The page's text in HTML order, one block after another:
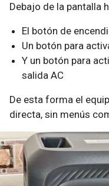
Debajo de la pantalla
El botón de
Un botón para
Y un botón para
salida AC
De esta forma el
directa, sin menús